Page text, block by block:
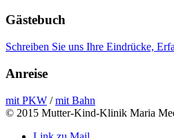
Gästebuch
Schreiben Sie uns Ihre Eindrücke,
Anreise
mit PKW /mit Bahn
© 2015 Mutter-Kind-Klinik Maria